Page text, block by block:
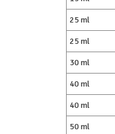
25 ml
25 ml
30 ml
40 ml
40 ml
50 ml